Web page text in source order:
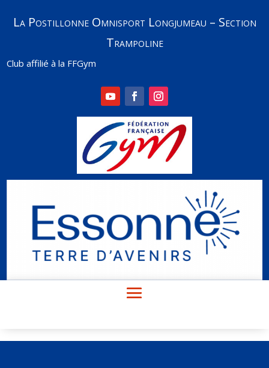
La Postillonne Omnisport Longjumeau – Section
Trampoline
Club affilié à la FFGym